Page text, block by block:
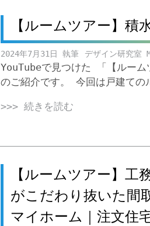
【ルームツアー】積
2024年7月31日 デザイン研究室
YouTubeで見つけた 「【ルーム
のご紹介です。 今回は戸建ての
>>> 続きを読む
【ルームツアー】工
がこだわり抜いた間
マイホーム｜注文住